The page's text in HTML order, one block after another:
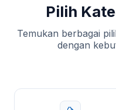
Pilih
Temukan berbagai
dengan